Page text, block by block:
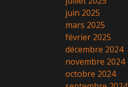
juin 2025
mars 2025
février 2025
décembre 2024
novembre 2024
octobre 2024